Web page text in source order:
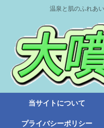
温泉と肌のふれあ
当サイトについて
プライバシーポリシー